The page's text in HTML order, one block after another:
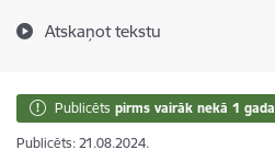
Atskaņot tekstu
Publicēts pirms vairāk nekā 1 gada
Publicēts: 21.08.2024.